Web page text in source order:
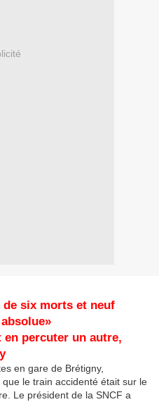
de six morts et neuf
percuter un autre,
en gare de Brétigny,
le train accidenté était sur le
Le président de la SNCF a